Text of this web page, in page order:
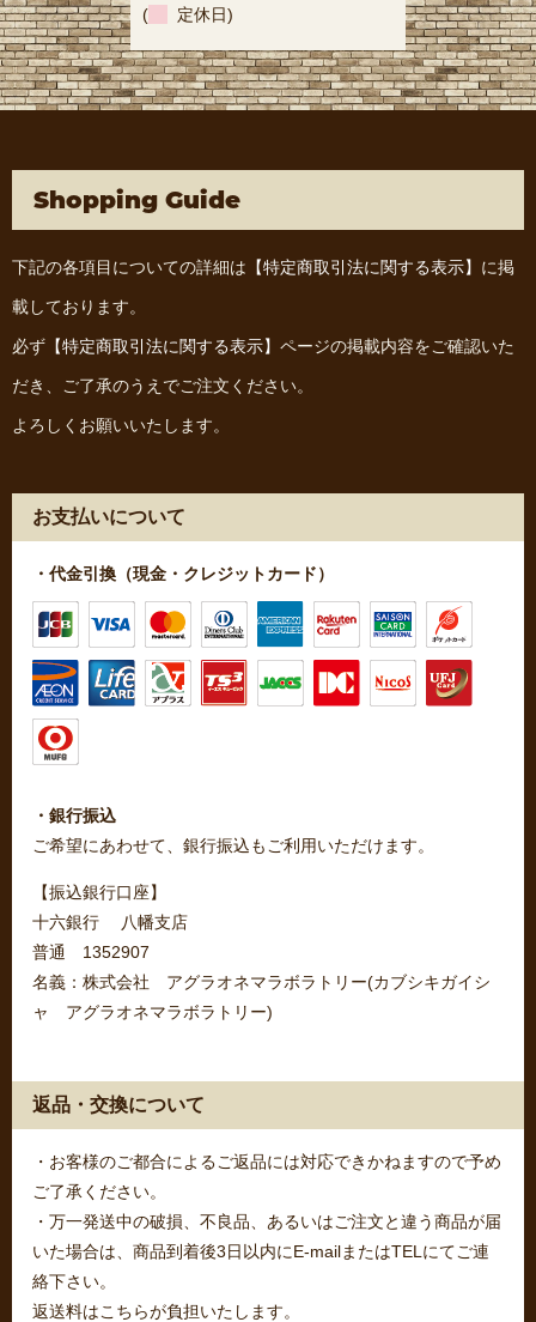
( 定休日)
Shopping Guide
下記の各項目についての詳細は 【特定商取引法に関する表示】 に掲
載しております。
必ず 【特定商取引法に関する表示】 ページの掲載内容をご確認いた
だき、ご了承のうえでご注文ください。
よろしくお願いいたします。
お支払いについて
・代金引換（現金・クレジットカード）
・銀行振込
ご希望にあわせて、銀行振込もご利用いただけます。
【振込銀行口座】
十六銀行 八幡支店
普通 1352907
名義：株式会社 アグラオネマラボラトリー(カブシキガイシ
ャ アグラオネマラボラトリー)
返品・交換について
・お客様のご都合によるご返品には対応できかねますので予め
ご了承ください。
・万一発送中の破損、不良品、あるいはご注文と違う商品が届
いた場合は、商品到着後3日以内にE-mailまたはTELにてご連
絡下さい。
返送料はこちらが負担いたします。